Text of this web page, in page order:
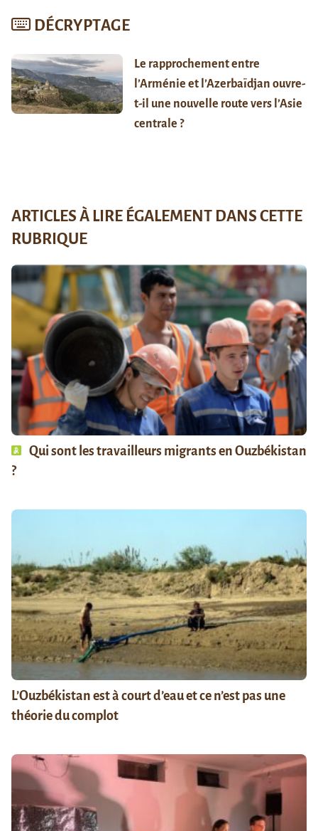
DÉCRYPTAGE
Le rapprochement entre
l’Arménie et l’Azerbaïdjan ouvre-
t-il une nouvelle route vers l’Asie
centrale ?
ARTICLES À LIRE ÉGALEMENT DANS CETTE
RUBRIQUE
Qui sont les travailleurs migrants en Ouzbékistan
?
L’Ouzbékistan est à court d’eau et ce n’est pas une
théorie du complot